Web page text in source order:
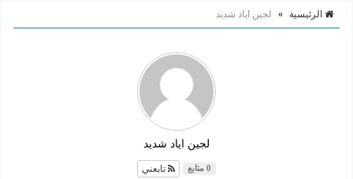
الرئيسية » لجين اياد شديد
لجين اياد شديد
0 متابع تابعني